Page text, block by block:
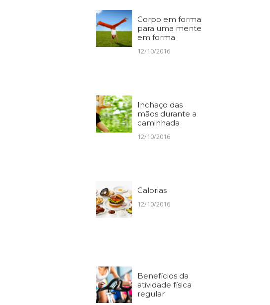
Corpo em forma
para uma mente
em forma
12/10/2016
Inchaço das
mãos durante a
caminhada
12/10/2016
Calorias
12/10/2016
Benefícios da
atividade física
regular